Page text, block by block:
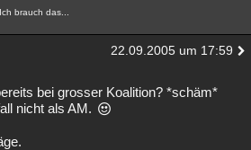
brauch das...
22.09.2005 um 17:59
bei grosser Koalition? *schäm*
nicht als AM.